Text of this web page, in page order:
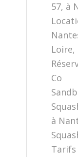
57, à
Loire,
Co
à